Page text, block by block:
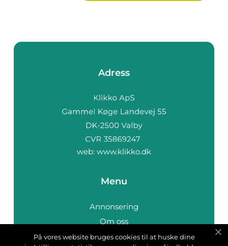
Adress
web: www.klikko.dk
Menu
Annonsering
Om oss
Cookies
På vores website bruges cookies til at huske dine